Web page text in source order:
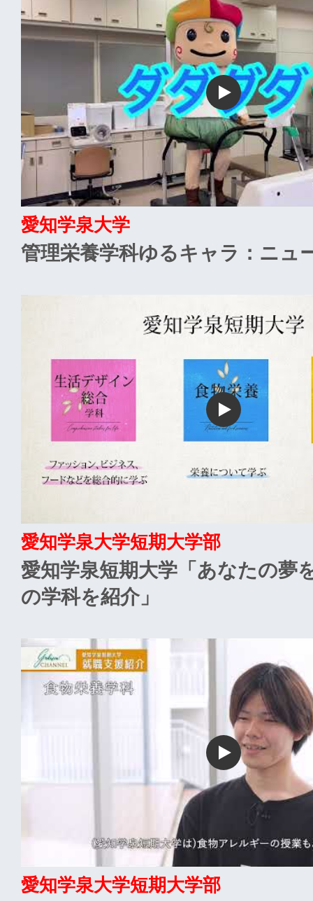
愛知学泉大学
管理栄養学科ゆるキャラ：ニュ
愛知学泉大学短期大学部
愛知学泉短期大学「あなたの夢
の学科を紹介」
愛知学泉大学短期大学部